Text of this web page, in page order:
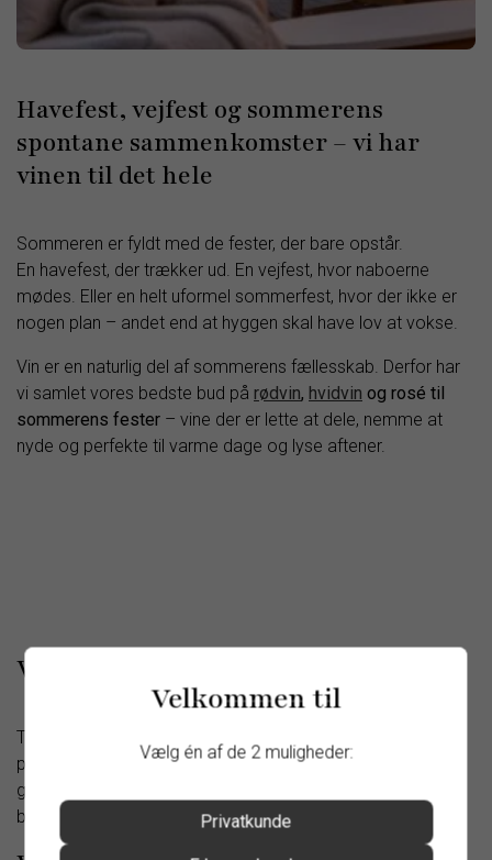
Velkommen til
Vælg én af de 2 muligheder:
Privatkunde
Havefest, vejfest og sommerens
spontane sammenkomster – vi har
vinen til det hele
Sommeren er fyldt med de fester, der bare opstår.
En havefest, der trækker ud. En vejfest, hvor naboerne
mødes. Eller en helt uformel sommerfest, hvor der ikke er
nogen plan – andet end at hyggen skal have lov at vokse.
Vin er en naturlig del af sommerens fællesskab. Derfor har
vi samlet vores bedste bud på rødvin, hvidvin og rosé til
sommerens fester – vine der er lette at dele, nemme at
nyde og perfekte til varme dage og lyse aftener.
Vin til havefest
Til havefester er det afslappet, grønt og uformelt. Her
passer
frisk hvidvin og kølig rosévinperfekt – vine med
god balance, masser af frugt og en let stil, der fungerer
både før, under og efter maden.